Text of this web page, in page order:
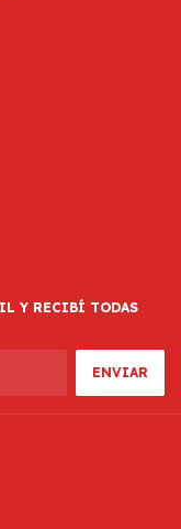
Y RECIBÍ TODAS